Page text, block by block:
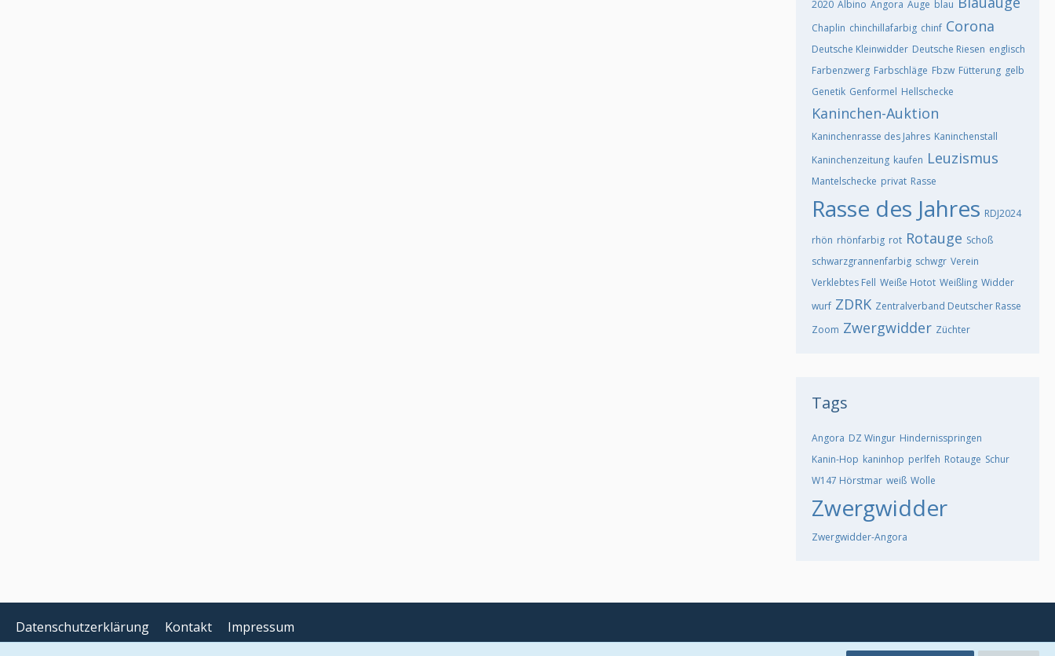
2020 Albino Angora Auge blau
Chaplin chinchillafarbig chinf Corona
Deutsche Kleinwidder Deutsche Riesen englisch
Farbenzwerg Farbschläge Fbzw Fütterung gelb
Genetik Genformel Hellschecke
Kaninchen-Auktion
Kaninchenrasse des Jahres Kaninchenstall
Kaninchenzeitung kaufen Leuzismus
Mantelschecke privat Rasse
Rasse des Jahres RDJ2024
rhön rhönfarbig rot Rotauge Schoß
schwarzgrannenfarbig schwgr Verein
Verklebtes Fell Weiße Hotot Weißling Widder
wurf ZDRK Zentralverband Deutscher Rasse
Zoom Zwergwidder Züchter
Tags
Angora DZ Wingur Hindernisspringen
Kanin-Hop kaninhop perlfeh Rotauge Schur
W147 Hörstmar weiß Wolle
Zwergwidder
Zwergwidder-Angora
Datenschutzerklärung Kontakt Impressum